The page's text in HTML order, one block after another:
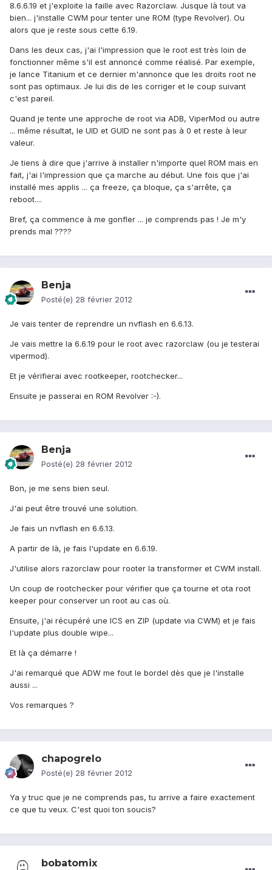
8.6.6.19 et j'exploite la faille avec Razorclaw. Jusque là tout va
bien... j'installe CWM pour tenter une ROM (type Revolver). Ou
alors que je reste sous cette 6.19.
Dans les deux cas, j'ai l'impression que le root est très loin de
fonctionner même s'il est annoncé comme réalisé. Par exemple,
je lance Titanium et ce dernier m'annonce que les droits root ne
sont pas optimaux. Je lui dis de les corriger et le coup suivant
c'est pareil.
Quand je tente une approche de root via ADB, ViperMod ou autre
... même résultat, le UID et GUID ne sont pas à 0 et reste à leur
valeur.
Je tiens à dire que j'arrive à installer n'importe quel ROM mais en
fait, j'ai l'impression que ça marche au début. Une fois que j'ai
installé mes applis ... ça freeze, ça bloque, ça s'arrête, ça
reboot....
Bref, ça commence à me gonfler ... je comprends pas ! Je m'y
prends mal ????
Benja
Posté(e) 28 février 2012
Je vais tenter de reprendre un nvflash en 6.6.13.
Je vais mettre la 6.6.19 pour le root avec razorclaw (ou je testerai
vipermod).
Et je vérifierai avec rootkeeper, rootchecker...
Ensuite je passerai en ROM Revolver :-).
Benja
Posté(e) 28 février 2012
Bon, je me sens bien seul.
J'ai peut être trouvé une solution.
Je fais un nvflash en 6.6.13.
A partir de là, je fais l'update en 6.6.19.
J'utilise alors razorclaw pour rooter la transformer et CWM install.
Un coup de rootchecker pour vérifier que ça tourne et ota root
keeper pour conserver un root au cas où.
Ensuite, j'ai récupéré une ICS en ZIP (update via CWM) et je fais
l'update plus double wipe...
Et là ça démarre !
J'ai remarqué que ADW me fout le bordel dès que je l'installe
aussi ...
Vos remarques ?
chapogrelo
Posté(e) 28 février 2012
Ya y truc que je ne comprends pas, tu arrive a faire exactement
ce que tu veux. C'est quoi ton soucis?
bobatomix